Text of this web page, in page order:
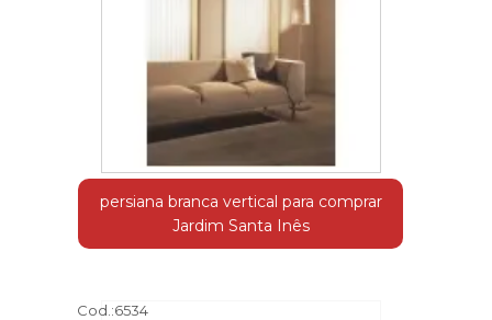
persiana branca vertical para comprar
Jardim Santa Inês
Cod.:6534